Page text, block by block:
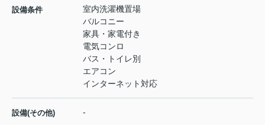
設備条件
室内洗濯機置場
バルコニー
家具・家電付き
電気コンロ
バス・トイレ別
エアコン
インターネット対応
設備(その他) -